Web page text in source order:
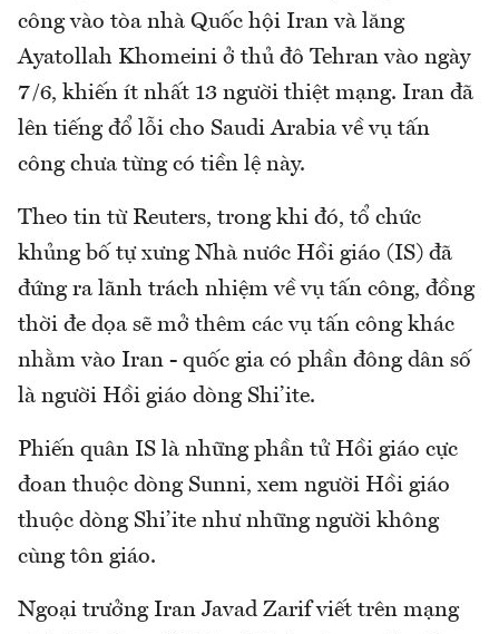
công vào tòa nhà Quốc hội Iran và lăng
Ayatollah Khomeini ở thủ đô Tehran vào ngày
7/6, khiến ít nhất 13 người thiệt mạng. Iran đã
lên tiếng đổ lỗi cho Saudi Arabia về vụ tấn
công chưa từng có tiền lệ này.
Theo tin từ Reuters, trong khi đó, tổ chức
khủng bố tự xưng Nhà nước Hồi giáo (IS) đã
đứng ra lãnh trách nhiệm về vụ tấn công, đồng
thời đe dọa sẽ mở thêm các vụ tấn công khác
nhằm vào Iran - quốc gia có phần đông dân số
là người Hồi giáo dòng Shi’ite.
Phiến quân IS là những phần tử Hồi giáo cực
đoan thuộc dòng Sunni, xem người Hồi giáo
thuộc dòng Shi’ite như những người không
cùng tôn giáo.
Ngoại trưởng Iran Javad Zarif viết trên mạng